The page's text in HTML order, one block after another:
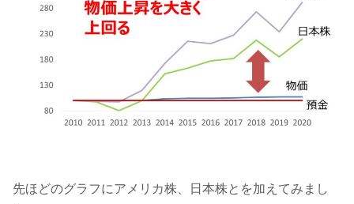
先ほどのグラフにアメリカ株、日本株とを加えてみまし